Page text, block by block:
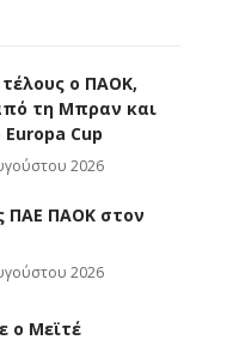
ο ΠΑΟΚ,
τη Μπραν και
Europa Cup
2026
ΠΑΕ ΠΑΟΚ στον
2026
ο Μεϊτέ